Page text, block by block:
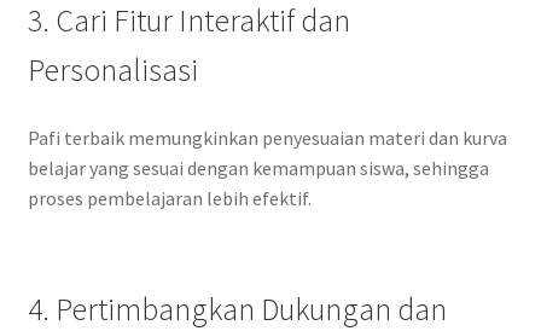
3. Cari Fitur Interaktif dan
Personalisasi
Pafi terbaik memungkinkan penyesuaian materi dan kurva
belajar yang sesuai dengan kemampuan siswa, sehingga
proses pembelajaran lebih efektif.
4. Pertimbangkan Dukungan dan